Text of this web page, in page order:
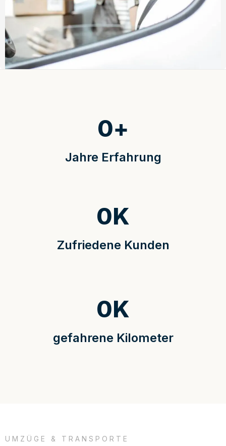
Jahre Erfahrung
0+
Zufriedene Kunden
0K
gefahrene Kilometer
0K
UMZÜGE & TRANSPORTE